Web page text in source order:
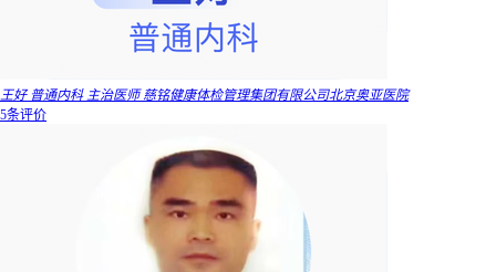
王好 普通内科 主治医师 慈铭健康体检管理集团有限公司北京奥亚医院
5条评价